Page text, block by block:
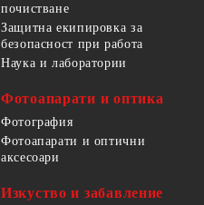
почистване
Защитна екипировка за
безопасност при работа
Наука и лаборатории
Фотоапарати и оптика
Фотография
Фотоапарати и оптични
аксесоари
Изкуство и забавление